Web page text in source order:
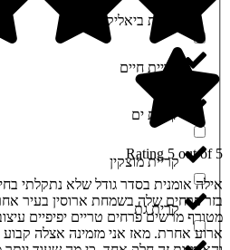
קריית ביאליק
קריית חיים
קריית ים
קריית מוצקין
קרית גת
Rating 5 out of 5
אילה אומנית בסדר גודל שלא נתקלתי
בזר פרחים שלה בשמחת ארוסין בעיר
מטורף מרשים פרחים טריים יפיפיים
ארוע אחרת. מאז אני מזמינה אצלה קבוע